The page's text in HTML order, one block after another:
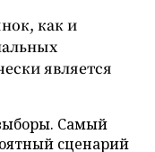
как и
является
Самый
сценарий